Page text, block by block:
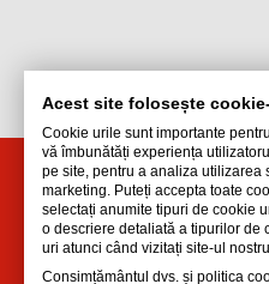
S.C. Interflon
Strada Toplița 139
530240 Miercurea
Acest site folosește
Cookie urile sunt importante
vă îmbunătăți experiența
pe site, pentru a analiza utilizarea
marketing. Puteți accepta toate
selectați anumite tipuri de cookie
o descriere detaliată a tipurilor de
uri atunci când vizitați site-ul
Consimțământul dvs. și politica